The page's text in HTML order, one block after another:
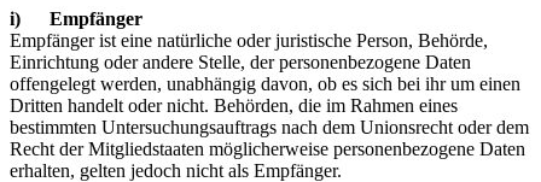
i) Empfänger
Empfänger ist eine natürliche oder juristische Person, Behörde,
Einrichtung oder andere Stelle, der personenbezogene Daten
offengelegt werden, unabhängig davon, ob es sich bei ihr um einen
Dritten handelt oder nicht. Behörden, die im Rahmen eines
bestimmten Untersuchungsauftrags nach dem Unionsrecht oder dem
Recht der Mitgliedstaaten möglicherweise personenbezogene Daten
erhalten, gelten jedoch nicht als Empfänger.